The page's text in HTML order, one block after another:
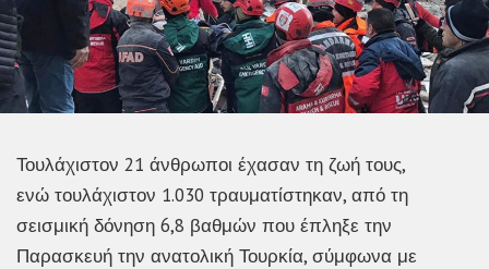
Τουλάχιστον 21 άνθρωποι έχασαν τη ζωή τους,
ενώ τουλάχιστον 1.030 τραυματίστηκαν, από τη
σεισμική δόνηση 6,8 βαθμών που έπληξε την
Παρασκευή την ανατολική Τουρκία, σύμφωνα με